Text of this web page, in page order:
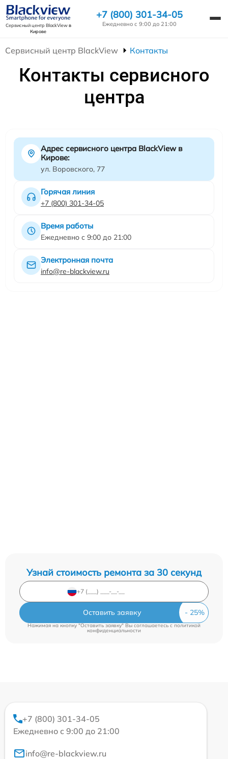
Сервисный центр BlackViewв
Кирове
+7 (800) 301-34-05
Ежедневно с 9:00 до 21:00
Сервисный центр BlackView Контакты
Контакты сервисного
центра
Адрес сервисного центра BlackView в
Кирове:
ул. Воровского, 77
Горячая линия
+7 (800) 301-34-05
Время работы
Ежедневно с 9:00 до 21:00
Электронная почта
info@re-blackview.ru
Узнай стоимость ремонта за 30 секунд
Оставить заявку
Нажимая на кнопку "Оставить заявку" Вы соглашаетесь cполитикой
конфиденциальности
+7 (800) 301-34-05
Ежедневно с 9:00 до 21:00
info@re-blackview.ru